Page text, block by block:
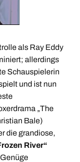
als Ray Eddy
allerdings
Schauspielerin
und ist nun
„The
Bale)
die grandiose,
River“